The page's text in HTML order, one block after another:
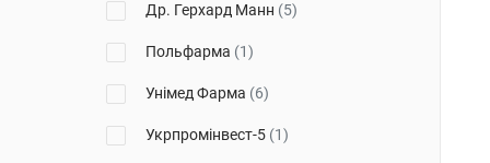
Др. Герхард Манн (5)
Польфарма (1)
Унімед Фарма (6)
Укрпромінвест-5 (1)